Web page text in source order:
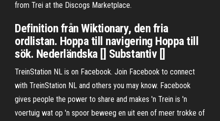
from Trei at the Discogs Marketplace.
Definition från Wiktionary, den fria
ordlistan. Hoppa till navigering Hoppa till
sök. Nederländska [] Substantiv []
TreinStation NL is on Facebook. Join Facebook to connect
with TreinStation NL and others you may know. Facebook
gives people the power to share and makes 'n Trein is 'n
voertuig wat op 'n spoor beweeg en uit een of meer trokke of